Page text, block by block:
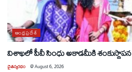
ఆంధ్రప్రదేశ్
విశాఖలో పీవీ సింధు అకాడమీకి శంకుస్థాపన
చైతన్యరధం @August 6, 2026